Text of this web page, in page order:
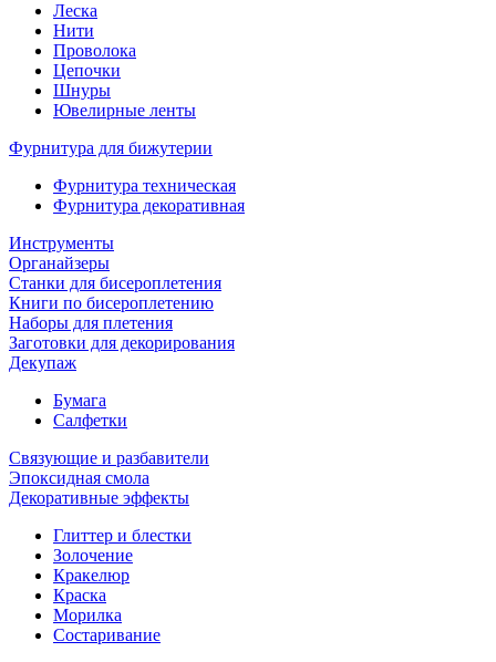
Леска
Нити
Проволока
Цепочки
Шнуры
Ювелирные ленты
Фурнитура для бижутерии
Фурнитура техническая
Фурнитура декоративная
Инструменты
Органайзеры
Станки для бисероплетения
Книги по бисероплетению
Наборы для плетения
Заготовки для декорирования
Декупаж
Бумага
Салфетки
Связующие и разбавители
Эпоксидная смола
Декоративные эффекты
Глиттер и блестки
Золочение
Кракелюр
Краска
Морилка
Состаривание